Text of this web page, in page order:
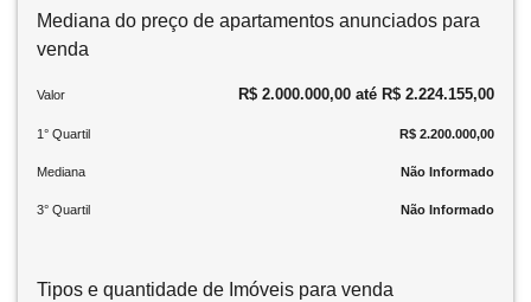
Mediana do preço de apartamentos anunciados para
venda
Valor R$ 2.000.000,00 até R$ 2.224.155,00
1° Quartil R$ 2.200.000,00
Mediana Não Informado
3° Quartil Não Informado
Tipos e quantidade de Imóveis para venda